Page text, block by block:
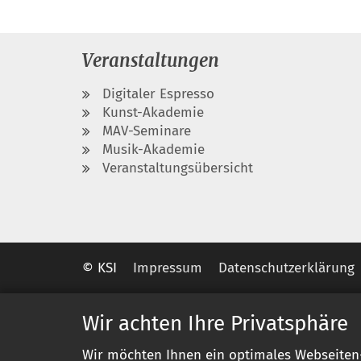
Wir achten Ihre Privatsphäre
Wir möchten Ihnen ein optimales
Veranstaltungen
Digitaler Espresso
Kunst-Akademie
MAV-Seminare
Musik-Akademie
Veranstaltungsübersicht
© KSI Impressum Datenschutzerklärung